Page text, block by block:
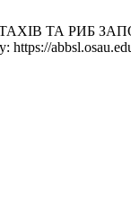
ТА РИБ